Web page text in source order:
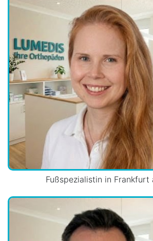
Fußspezialistin in Frankfurt